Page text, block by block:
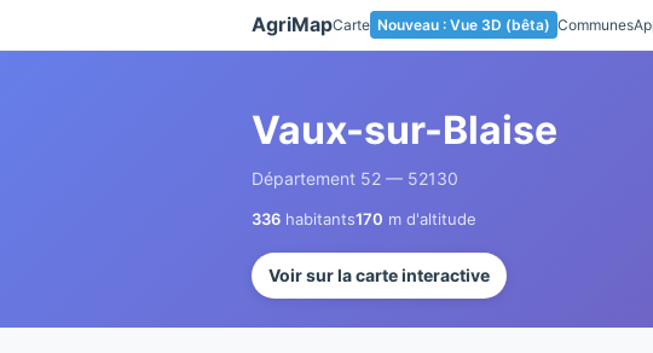
AgriMapCarte Nouveau : Vue 3D (bêta) Communes
Vaux-sur-Blaise
Département 52 — 52130
336 habitants170 m d'altitude
Voir sur la carte interactive
Panneau de gestion des cookies